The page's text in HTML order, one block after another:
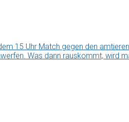
15 Uhr Match gegen den
Was dann rauskommt, wird